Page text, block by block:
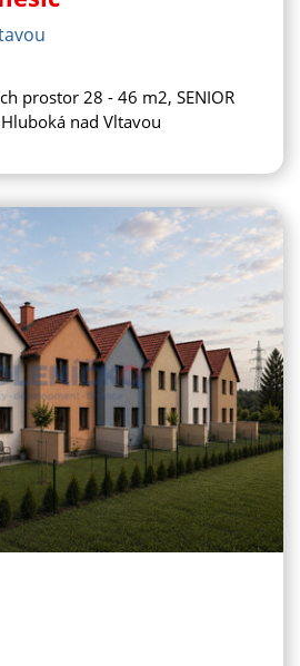
prostor 28 - 46 m2, SENIOR
Hluboká nad Vltavou